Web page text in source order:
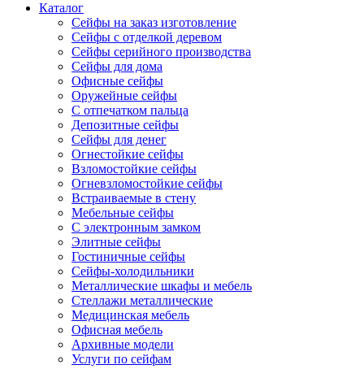
Каталог
Сейфы на заказ изготовление
Сейфы с отделкой деревом
Сейфы серийного производства
Сейфы для дома
Офисные сейфы
Оружейные сейфы
С отпечатком пальца
Депозитные сейфы
Сейфы для денег
Огнестойкие сейфы
Взломостойкие сейфы
Огневзломостойкие сейфы
Встраиваемые в стену
Мебельные сейфы
С электронным замком
Элитные сейфы
Гостиничные сейфы
Сейфы-холодильники
Металлические шкафы и мебель
Стеллажи металлические
Медицинская мебель
Офисная мебель
Архивные модели
Услуги по сейфам